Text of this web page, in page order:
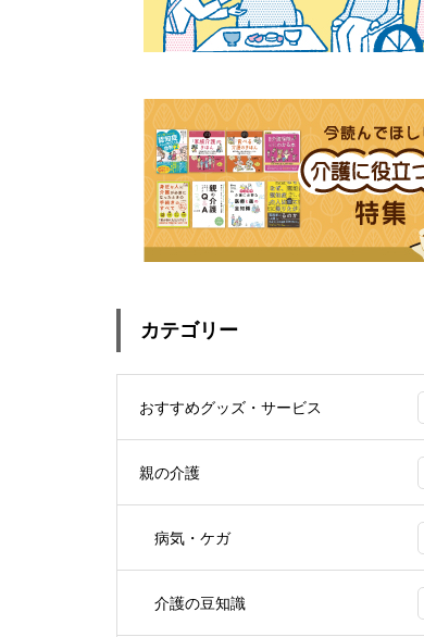
カテゴリー
おすすめグッズ・サービス
親の介護
病気・ケガ
介護の豆知識